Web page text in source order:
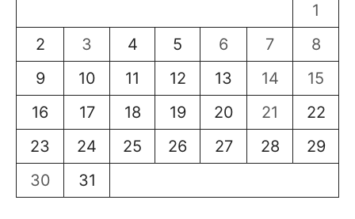
1
2
3 4 5 6 7
8
9
10 11 12 13 14
15
16
17 18 19 20 21
22
23
24 25 26 27 28
29
30
31